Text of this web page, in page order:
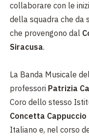
collaborare con le
della squadra che da
che provengono dal
Siracusa.
La Banda Musicale
professori Patrizia
Coro dello stesso
Concetta Cappuccio
Italiano e, nel corso